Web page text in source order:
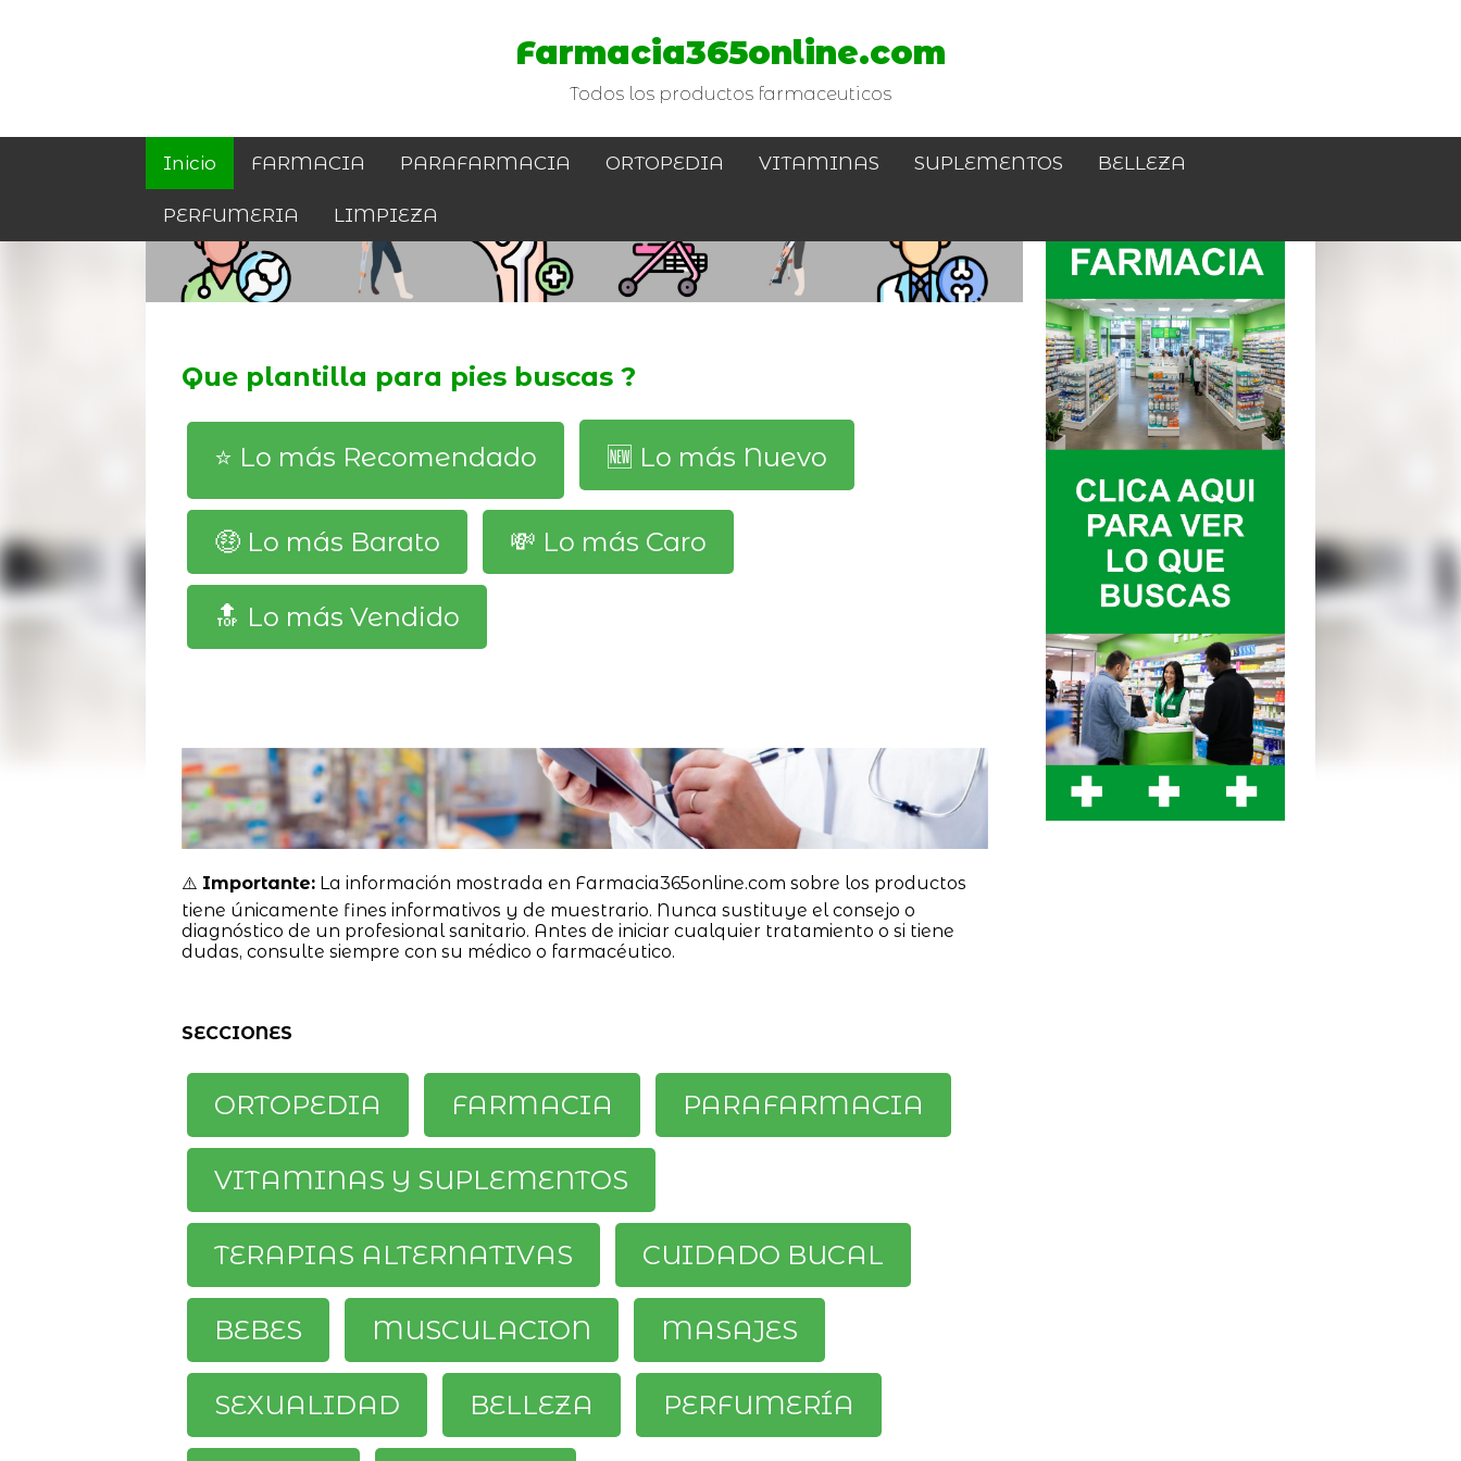
Farmacia365online.com
Todos los productos farmaceuticos
Inicio FARMACIA PARAFARMACIA ORTOPEDIA VITAMINAS SUPLEMENTOS BELLEZA
PERFUMERIA LIMPIEZA
Que plantilla para pies buscas ?
⭐️ Lo más Recomendado 🆕️ Lo más Nuevo
🤑 Lo más Barato 💸 Lo más Caro
🔝 Lo más Vendido
⚠️ Importante:La información mostrada en Farmacia365online.com sobre los productos
tiene únicamente fines informativos y de muestrario. Nunca sustituye el consejo o
diagnóstico de un profesional sanitario. Antes de iniciar cualquier tratamiento o si tiene
dudas, consulte siempre con su médico o farmacéutico.
SECCIONES
ORTOPEDIA FARMACIA PARAFARMACIA
VITAMINAS Y SUPLEMENTOS
TERAPIAS ALTERNATIVAS CUIDADO BUCAL
BEBES MUSCULACION MASAJES
SEXUALIDAD BELLEZA PERFUMERÍA